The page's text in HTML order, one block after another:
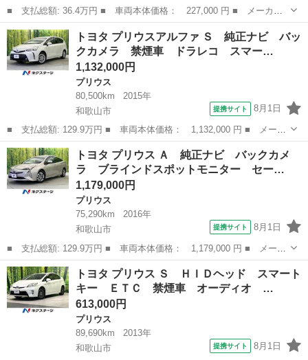
■ 支払総額: 36.4万円 ■ 車両本体価格： 227,000 円 ■ メーカー
名： トヨタ ■ 車種名： プリウス ■ グレード名： Ｓ ７１３
４ ■ 排気量： 1800cc ■ ドア枚数： 5D ■ ミッション： イ...
大阪 大阪狭山市 プリウス
トヨタ プリウスアルファ Ｓ 純正ナビ バッ
クカメラ 禁煙車 ドラレコ スマー…
1,132,000円
プリウス
80,500km
2015年
和歌山市
提携サイト 8月1日
■ 支払総額: 129.9万円 ■ 車両本体価格： 1,132,000 円 ■ メーカ
ー名： トヨタ ■ 車種名： プリウスアルファ ■ グレード名：
Ｓ 純正ナビ バックカメラ 禁煙車 ドラレコ スマートキー ビ
ルトイン...
和歌山 和歌山市 プリウス
トヨタ プリウス Ａ 純正ナビ バックカメ
ラ ブラインドスポットモニター セー…
1,179,000円
プリウス
75,290km
2016年
和歌山市
提携サイト 8月1日
■ 支払総額: 129.9万円 ■ 車両本体価格： 1,179,000 円 ■ メーカ
ー名： トヨタ ■ 車種名： プリウス ■ グレード名： Ａ 純正
ナビ バックカメラ ブラインドスポットモニター セーフティセン
ス レー...
和歌山 和歌山市 プリウス
トヨタ プリウス Ｓ ＨＩＤヘッド スマート
キー ＥＴＣ 禁煙車 オーディオ …
613,000円
プリウス
89,690km
2013年
和歌山市
提携サイト 8月1日